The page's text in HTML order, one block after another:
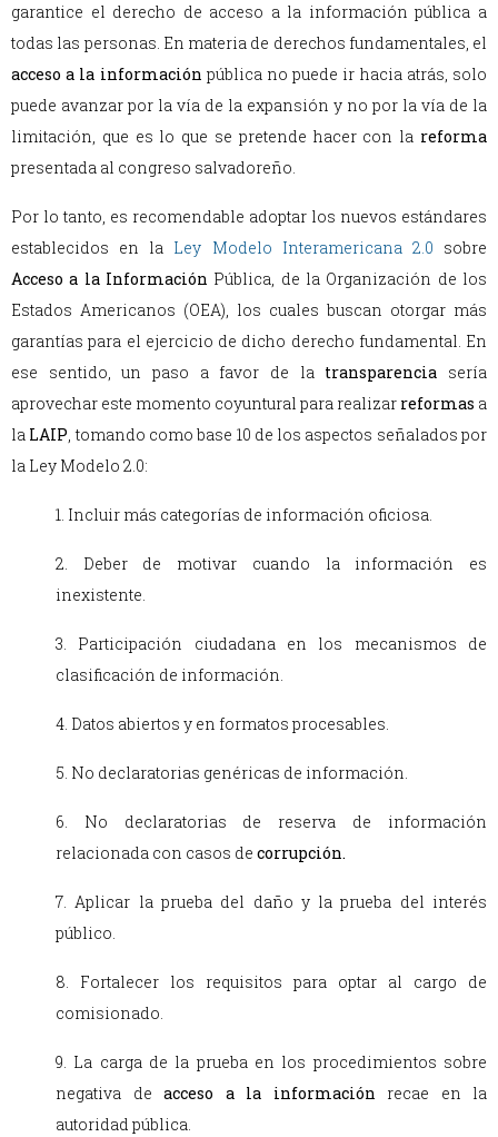
garantice el derecho de acceso a la información pública a
todas las personas. En materia de derechos fundamentales, el
acceso a la información pública no puede ir hacia atrás, solo
puede avanzar por la vía de la expansión y no por la vía de la
limitación, que es lo que se pretende hacer con la reforma
presentada al congreso salvadoreño.
Por lo tanto, es recomendable adoptar los nuevos estándares
establecidos en la Ley Modelo Interamericana 2.0 sobre
Acceso a la Información Pública, de la Organización de los
Estados Americanos (OEA), los cuales buscan otorgar más
garantías para el ejercicio de dicho derecho fundamental. En
ese sentido, un paso a favor de la transparencia sería
aprovechar este momento coyuntural para realizar reformas a
la LAIP, tomando como base 10 de los aspectos señalados por
la Ley Modelo 2.0:
1. Incluir más categorías de información oficiosa.
2. Deber de motivar cuando la información es
inexistente.
3. Participación ciudadana en los mecanismos de
clasificación de información.
4. Datos abiertos y en formatos procesables.
5. No declaratorias genéricas de información.
6. No declaratorias de reserva de información
relacionada con casos de corrupción.
7. Aplicar la prueba del daño y la prueba del interés
público.
8. Fortalecer los requisitos para optar al cargo de
comisionado.
9. La carga de la prueba en los procedimientos sobre
negativa de acceso a la información recae en la
autoridad pública.